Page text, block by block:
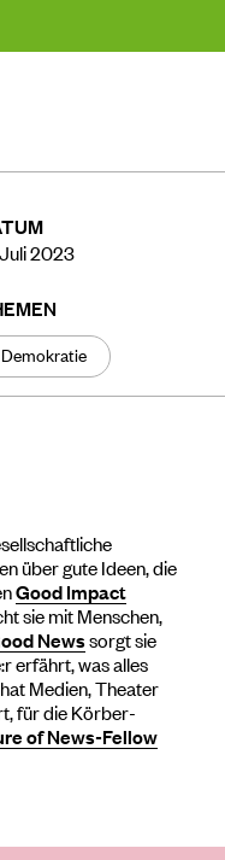
2023
Demokratie
über gute Ideen, die
Good Impact
sie mit Menschen,
Newssorgt sie
erfährt, was alles
Medien, Theater
für die Körber-
of News-Fellow